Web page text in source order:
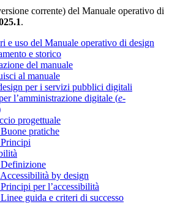
corrente) del Manuale operativo di
.
e uso del Manuale operativo di design
e storico
del manuale
al manuale
per i servizi pubblici digitali
l’amministrazione digitale (e-
progettuale
pratiche
by design
per l’accessibilità
guida e criteri di successo